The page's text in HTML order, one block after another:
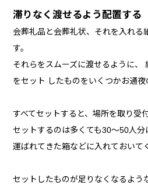
滞りなく渡せるよう配置する
会葬礼品と会葬礼状、それを入れる
す。
それらをスムーズに渡せるように、
をセット したものをいくつかお通夜
すべてセットすると、場所を取り受
セットするのは多くても30～50人
運ばれてきた箱などに入れておいて
セットしたものが足りなくなるよう